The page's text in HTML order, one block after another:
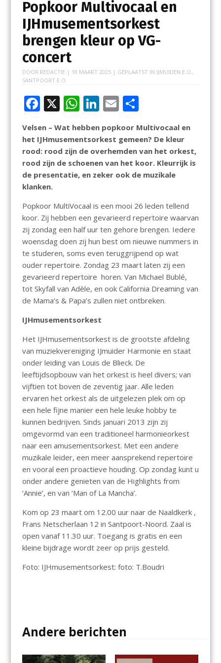
Popkoor Multivocaal en
IJHmusementsorkest
brengen kleur op VG-
concert
DOOR REDACTIE | 18 MAART 2025| GEPLAATST IN IJMUIDEN E.O. ,
SANTPOORT E.O.
F
e
b
o
o
X W
h
at
s
A
p
Li
k
e
dI
n
E
ai
l
D
el
e
n
Velsen – Wat hebben popkoor Multivocaal en
het IJHmusementsorkest gemeen? De kleur
rood: rood zijn de overhemden van het orkest,
rood zijn de schoenen van het koor. Kleurrijk is
de presentatie, en zeker ook de muzikale
klanken.
Popkoor MultiVocaal is een mooi 26 leden tellend
koor. Zij hebben een gevarieerd repertoire waarvan
zij zondag een half uur ten gehore brengen. Iedere
woensdag doen zij hun best om nieuwe nummers in
te studeren, soms even teruggrijpend op wat
ouder repertoire. Zondag 23 maart laten zij een
gevarieerd repertoire horen. Van Michael Bublé,
tot Skyfall van Adèle, en ook California Dreaming van
de Mama’s & Papa’s zullen niet ontbreken.
IJHmusementsorkest
Het IJHmusementsorkest is de grootste afdeling
van muziekvereniging IJmuider Harmonie en staat
onder leiding van Louis de Blieck. De
leeftijdsopbouw van het orkest is heel divers; van
vijftien tot boven de zeventig jaar. Alle leden
ervaren het orkest als de uitgelezen plek om op
een hele fijne manier een hele leuke hobby te
kunnen bedrijven. Sinds januari 2013 zijn zij
omgevormd van een traditioneel harmonieorkest
naar een amusementsorkest. Met een andere
muzikale leider, een meer aansprekend repertoire
en vooral een proactieve houding. Op zondag kunt u
onder andere genieten van de Highlights from
‘Annie’, en van ‘Man of La Mancha’.
Kom op 23 maart om 12.00 uur naar de Naaldkerk ,
Frans Netscherlaan 12 in Santpoort-Noord. Zaal is
open vanaf 11.30 uur. Toegang is gratis en een
kleine bijdrage wordt zeer op prijs gesteld.
Foto: IJHmusementsorkest: foto: T.Boudri
Andere berichten